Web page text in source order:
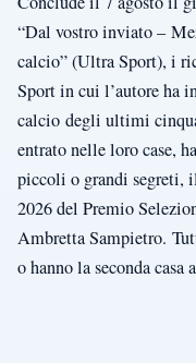
“Dal vostro inviato –
calcio” (Ultra Sport), i
Sport in cui l’autore ha
calcio degli ultimi
entrato nelle loro case,
piccoli o grandi segreti,
2026 del Premio
Ambretta Sampietro.
o hanno la seconda casa